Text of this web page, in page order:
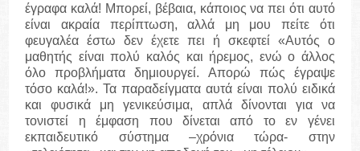
έγραφα καλά! Μπορεί, βέβαια, κάποιος να πει ότι αυτό
είναι ακραία περίπτωση, αλλά μη μου πείτε ότι
φευγαλέα έστω δεν έχετε πει ή σκεφτεί «Αυτός ο
μαθητής είναι πολύ καλός και ήρεμος, ενώ ο άλλος
όλο προβλήματα δημιουργεί. Απορώ πώς έγραψε
τόσο καλά!». Τα παραδείγματα αυτά είναι πολύ ειδικά
και φυσικά μη γενικεύσιμα, απλά δίνονται για να
τονιστεί η έμφαση που δίνεται από το εν γένει
εκπαιδευτικό σύστημα –χρόνια τώρα- στην